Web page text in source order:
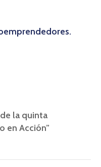
la quinta
en Acción”